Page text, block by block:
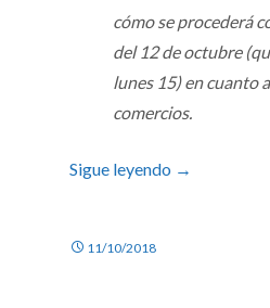
cómo se procederá
del 12 de octubre
lunes 15) en cuanto
comercios.
Sigue leyendo →
11/10/2018